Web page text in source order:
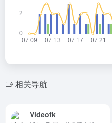
相关导航
Videofk